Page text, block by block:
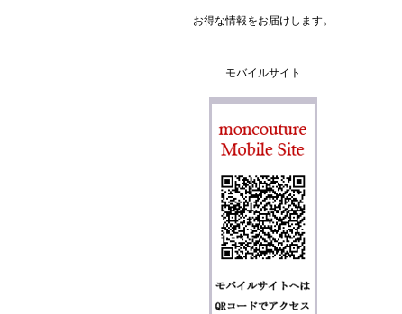
お得な情報をお届けします。
モバイルサイト